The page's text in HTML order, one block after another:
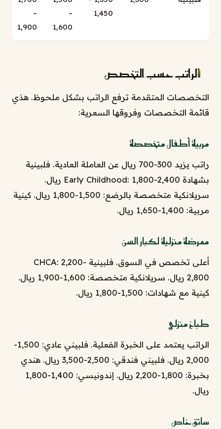
1,450
–
1,600
–
1,900
الراتب حسب التخصص
التخصصات المتقدمة ترفع الراتب بشكل ملحوظ. هذي
قائمة التخصصات وفروقها السعرية:
مربية أطفال متخصصة
راتب يزيد 300-700 ريال عن العاملة العادية. فلبينية
بشهادة Early Childhood: 1,800-2,400 ريال.
سريلانكية متخصصة بالرضع: 1,500-1,800 ريال. كينية
مربية: 1,400-1,650 ريال.
ممرضة منزلية لكبار السن
أعلى تخصص في السوق. فلبينية CHCA: 2,200-
2,800 ريال. سريلانكية متخصصة: 1,600-1,900 ريال.
كينية مع شهادات: 1,500-1,800 ريال.
طباخ منزلي
الراتب يعتمد على الخبرة الفعلية. فلبيني عادي: 1,500-
2,000 ريال. فلبيني فندقي: 2,500-3,500 ريال. هندي
بخبرة: 1,800-2,200 ريال. إندونيسي: 1,400-1,800
ريال.
سائق خاص